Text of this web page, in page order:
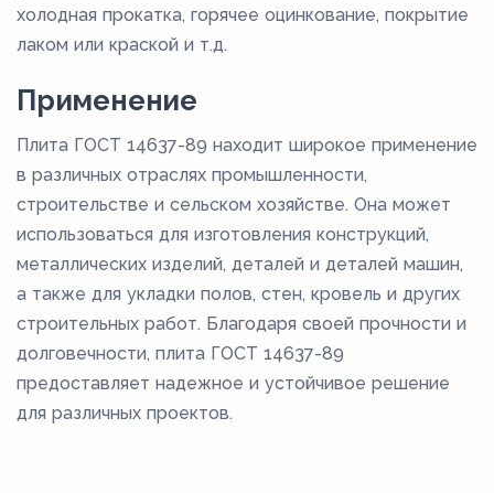
холодная прокатка, горячее оцинкование, покрытие
лаком или краской и т.д.
Применение
Плита ГОСТ 14637-89 находит широкое применение
в различных отраслях промышленности,
строительстве и сельском хозяйстве. Она может
использоваться для изготовления конструкций,
металлических изделий, деталей и деталей машин,
а также для укладки полов, стен, кровель и других
строительных работ. Благодаря своей прочности и
долговечности, плита ГОСТ 14637-89
предоставляет надежное и устойчивое решение
для различных проектов.